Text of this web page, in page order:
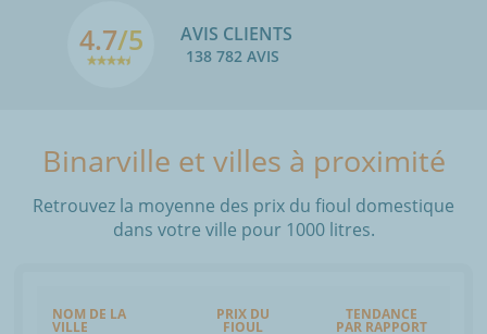
4.7/5 AVIS CLIENTS
138 782 AVIS
Binarville et villes à proximité
Retrouvez la moyenne des prix du fioul domestique
dans votre ville pour 1000 litres.
NOM DE LA
VILLE
PRIX DU
FIOUL
TENDANCE
PAR RAPPORT